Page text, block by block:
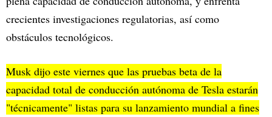
crecientes investigaciones regulatorias, así como
obstáculos tecnológicos.
Musk dijo este viernes que las pruebas beta de la
capacidad total de conducción autónoma de Tesla estarán
"técnicamente" listas para su lanzamiento mundial a fines